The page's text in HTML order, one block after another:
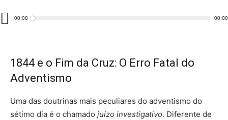
Tocador
de
00:00 00:00
1844 e o Fim da Cruz: O Erro Fatal do
Adventismo
Uma das doutrinas mais peculiares do adventismo do
sétimo dia é o chamado juízo investigativo. Diferente de